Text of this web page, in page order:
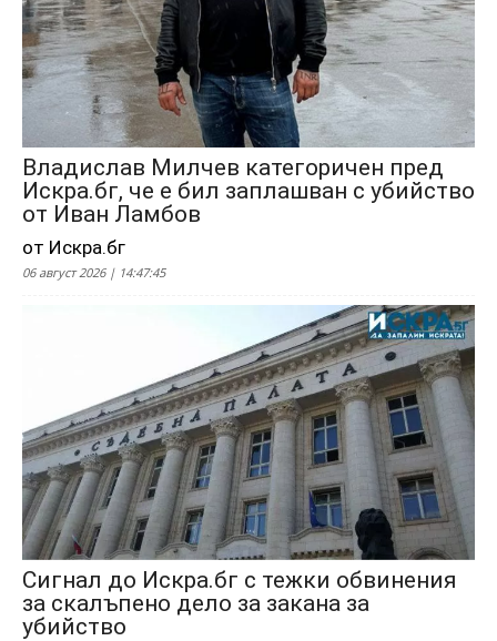
Владислав Милчев категоричен пред
Искра.бг, че е бил заплашван с убийство
от Иван Ламбов
от Искра.бг
06 август 2026 | 14:47:45
Сигнал до Искра.бг с тежки обвинения
за скалъпено дело за закана за
убийство